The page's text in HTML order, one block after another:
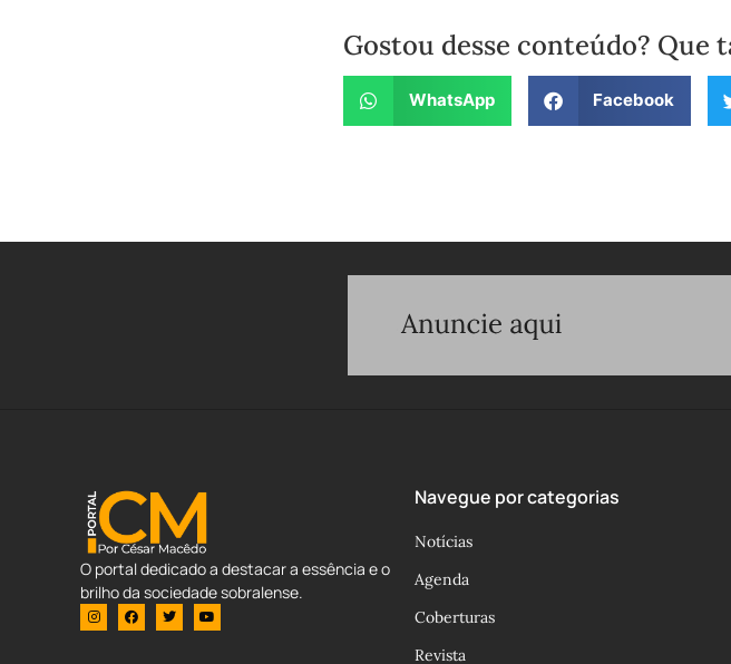
Gostou desse conteúdo? Que
WhatsApp Facebook
O portal dedicado a destacar a essência e o
brilho da sociedade sobralense.
Navegue por categorias
Notícias
Agenda
Coberturas
Revista